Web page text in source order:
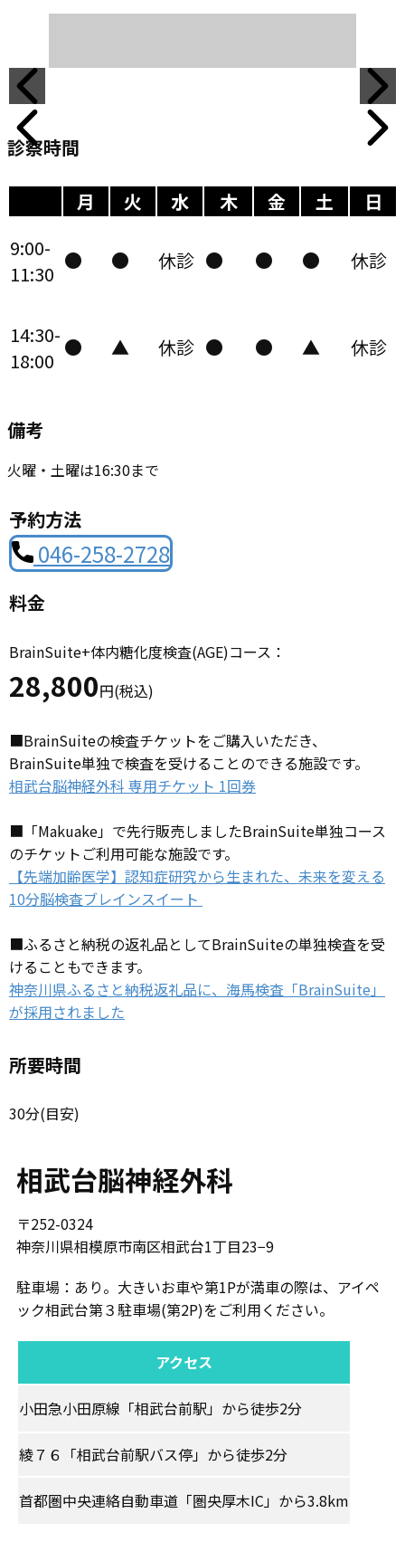
診察時間
月 火 水 木 金 土
日
9:00-
11:30
● ● 休診 ● ● ● 休診
14:30-
18:00
● ▲ 休診 ● ● ▲ 休診
備考
火曜・土曜は16:30まで
予約方法
046-258-2728
料金
BrainSuite+体内糖化度検査(AGE)コース：
28,800円(税込)
■BrainSuiteの検査チケットをご購入いただき、
BrainSuite単独で検査を受けることのできる施設です。
相武台脳神経外科 専用チケット 1回券
■​「Makuake」で先行販売しましたBrainSuite単独コース
のチケットご利用可能な施設です。
【先端加齢医学】認知症研究から生まれた、未来を変える
10分脳検査ブレインスイート
■ふるさと納税の返礼品としてBrainSuiteの単独検査を受
けることもできます。
神奈川県ふるさと納税返礼品に、海馬検査「BrainSuite」
が採用されました
所要時間
30分(目安)
相武台脳神経外科
〒252-0324
神奈川県相模原市南区相武台1丁目23−9
駐車場：あり。大きいお車や第1Pが満車の際は、アイペ
ック相武台第３駐車場(第2P)をご利用ください。
アクセス
小田急小田原線「相武台前駅」から徒歩2分
綾７６「相武台前駅バス停」から徒歩2分
首都圏中央連絡自動車道「圏央厚木IC」から3.8km